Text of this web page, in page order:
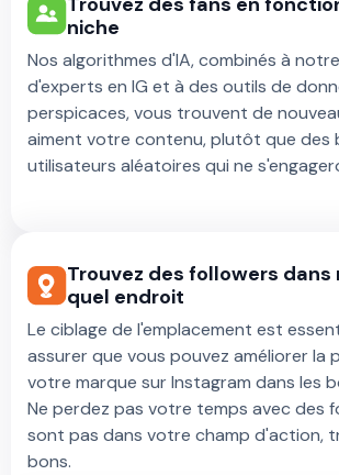
niche
Nos algorithmes d'IA, combinés à
d'experts en IG et à des outils de
perspicaces, vous trouvent de
aiment votre contenu, plutôt que des
utilisateurs aléatoires qui ne
Trouvez des followers dans
quel endroit
Le ciblage de l'emplacement est
assurer que vous pouvez améliorer la
votre marque sur Instagram dans les
Ne perdez pas votre temps avec des
sont pas dans votre champ d'action,
bons.